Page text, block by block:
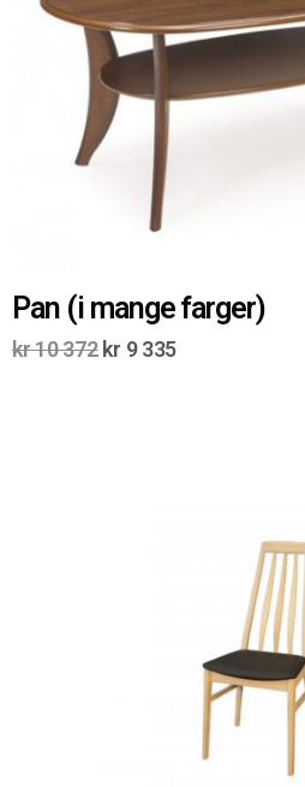
Pan (i mange farger)
kr10 372 kr 9 335